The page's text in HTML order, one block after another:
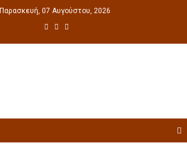
Παρασκευή, 07 Αυγούστου, 2026